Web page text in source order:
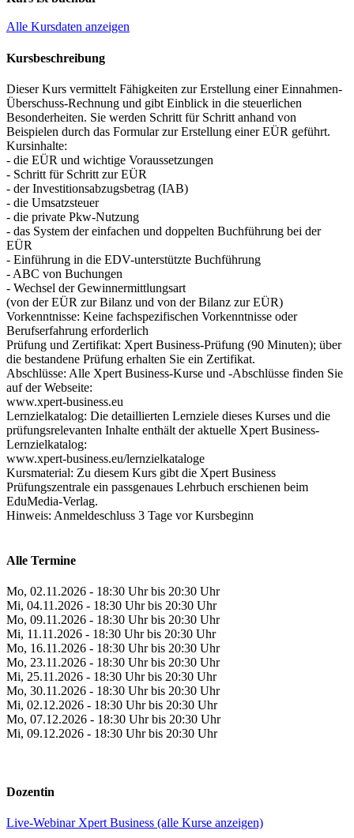
Alle Kursdaten anzeigen
Kursbeschreibung
Dieser Kurs vermittelt Fähigkeiten zur Erstellung einer Einnahmen-
Überschuss-Rechnung und gibt Einblick in die steuerlichen
Besonderheiten. Sie werden Schritt für Schritt anhand von
Beispielen durch das Formular zur Erstellung einer EÜR geführt.
Kursinhalte:
- die EÜR und wichtige Voraussetzungen
- Schritt für Schritt zur EÜR
- der Investitionsabzugsbetrag (IAB)
- die Umsatzsteuer
- die private Pkw-Nutzung
- das System der einfachen und doppelten Buchführung bei der
EÜR
- Einführung in die EDV-unterstützte Buchführung
- ABC von Buchungen
- Wechsel der Gewinnermittlungsart
(von der EÜR zur Bilanz und von der Bilanz zur EÜR)
Vorkenntnisse: Keine fachspezifischen Vorkenntnisse oder
Berufserfahrung erforderlich
Prüfung und Zertifikat: Xpert Business-Prüfung (90 Minuten); über
die bestandene Prüfung erhalten Sie ein Zertifikat.
Abschlüsse: Alle Xpert Business-Kurse und -Abschlüsse finden Sie
auf der Webseite:
www.xpert-business.eu
Lernzielkatalog: Die detaillierten Lernziele dieses Kurses und die
prüfungsrelevanten Inhalte enthält der aktuelle Xpert Business-
Lernzielkatalog:
www.xpert-business.eu/lernzielkataloge
Kursmaterial: Zu diesem Kurs gibt die Xpert Business
Prüfungszentrale ein passgenaues Lehrbuch erschienen beim
EduMedia-Verlag.
Hinweis: Anmeldeschluss 3 Tage vor Kursbeginn
Alle Termine
Mo, 02.11.2026 - 18:30 Uhr bis 20:30 Uhr
Mi, 04.11.2026 - 18:30 Uhr bis 20:30 Uhr
Mo, 09.11.2026 - 18:30 Uhr bis 20:30 Uhr
Mi, 11.11.2026 - 18:30 Uhr bis 20:30 Uhr
Mo, 16.11.2026 - 18:30 Uhr bis 20:30 Uhr
Mo, 23.11.2026 - 18:30 Uhr bis 20:30 Uhr
Mi, 25.11.2026 - 18:30 Uhr bis 20:30 Uhr
Mo, 30.11.2026 - 18:30 Uhr bis 20:30 Uhr
Mi, 02.12.2026 - 18:30 Uhr bis 20:30 Uhr
Mo, 07.12.2026 - 18:30 Uhr bis 20:30 Uhr
Mi, 09.12.2026 - 18:30 Uhr bis 20:30 Uhr
Dozentin
Live-Webinar Xpert Business (alle Kurse anzeigen)